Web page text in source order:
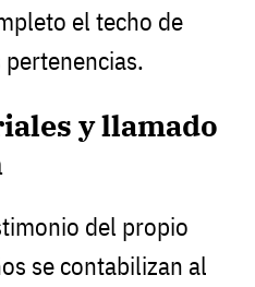
el techo de
y llamado
del propio
se contabilizan al